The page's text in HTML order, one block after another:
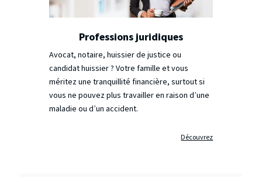
Professions juridiques
Avocat, notaire, huissier de justice ou
candidat huissier ? Votre famille et vous
méritez une tranquillité financière, surtout si
vous ne pouvez plus travailler en raison d’une
maladie ou d’un accident.
Découvrez